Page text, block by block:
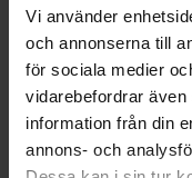
Vi använder
och annonserna till
för sociala medier
vidarebefordrar
information från din
annons- och
Ytterkartong